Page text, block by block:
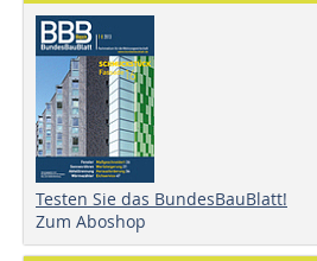
Testen Sie das BundesBauBlatt!
Zum Aboshop